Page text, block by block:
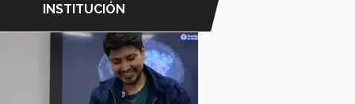
INSTITUCIÓN